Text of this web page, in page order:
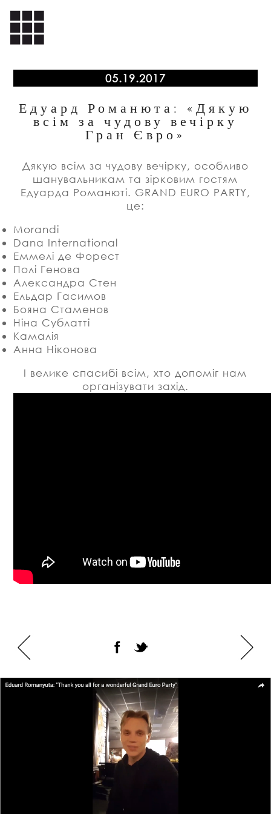
05.19.2017
Едуард Романюта: «Дякую
всім за чудову вечірку
Гран Євро»
Дякую всім за чудову вечірку, особливо
шанувальникам та зірковим гостям
Едуарда Романюті. GRAND EURO PARTY,
це:
Morandi
Dana International
Еммелі де Форест
Полі Генова
Александра Стен
Ельдар Гасимов
Бояна Стаменов
Ніна Сублатті
Камалія
Анна Ніконова
І велике спасибі всім, хто допоміг нам
організувати захід.
Едуард Романюта: «На Grand Euro Party було круто!»